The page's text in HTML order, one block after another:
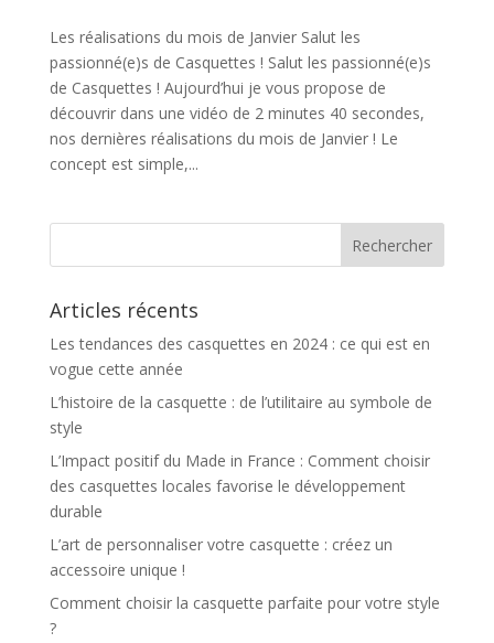
Les réalisations du mois de Janvier Salut les
passionné(e)s de Casquettes ! Salut les passionné(e)s
de Casquettes ! Aujourd’hui je vous propose de
découvrir dans une vidéo de 2 minutes 40 secondes,
nos dernières réalisations du mois de Janvier ! Le
concept est simple,...
Articles récents
Les tendances des casquettes en 2024 : ce qui est en
vogue cette année
L’histoire de la casquette : de l’utilitaire au symbole de
style
L’Impact positif du Made in France : Comment choisir
des casquettes locales favorise le développement
durable
L’art de personnaliser votre casquette : créez un
accessoire unique !
Comment choisir la casquette parfaite pour votre style
?